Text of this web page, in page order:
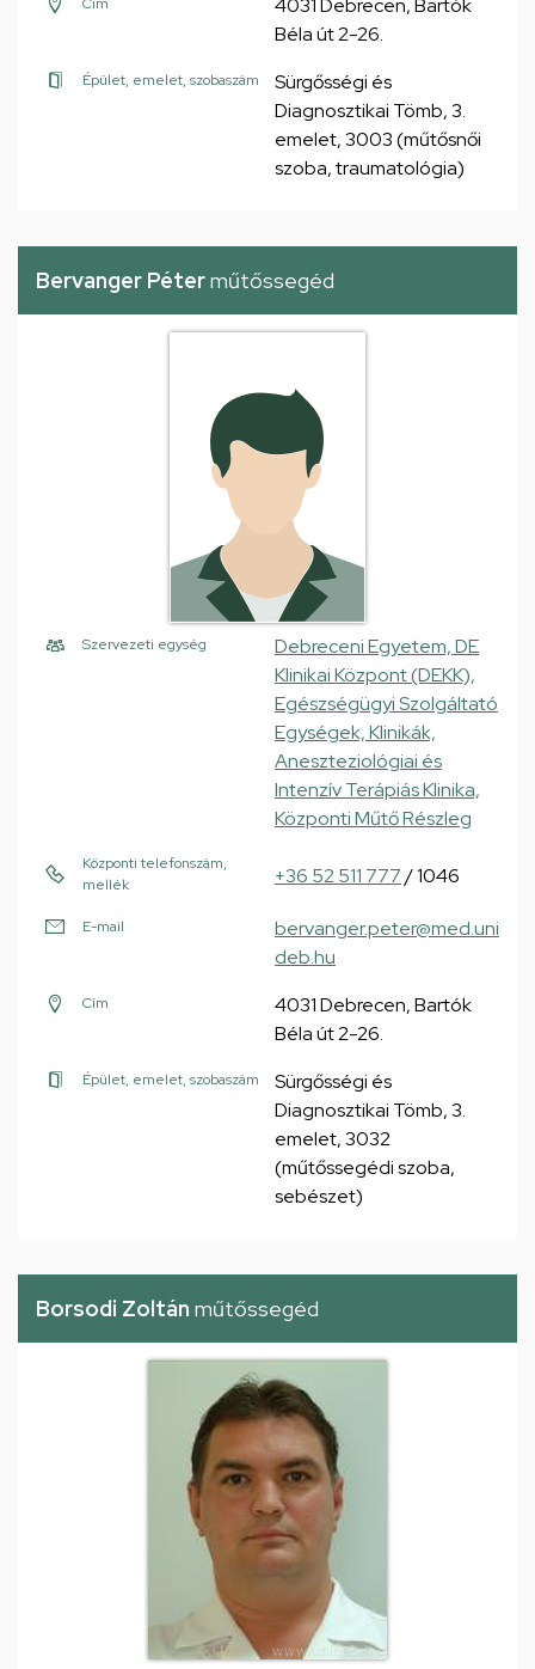
4031 Debrecen, Bartók
Béla út 2-26.
Épület, emelet, szobaszám
Sürgősségi és
Diagnosztikai Tömb, 3.
emelet, 3003 (műtősnői
szoba, traumatológia)
Bervanger Péterműtőssegéd
Szervezeti egység
Debreceni Egyetem, DE
Klinikai Központ (DEKK),
Egészségügyi Szolgáltató
Egységek, Klinikák,
Aneszteziológiai és
Intenzív Terápiás Klinika,
Központi Műtő Részleg
Központi telefonszám,
mellék
+36 52 511 777/ 1046
E-mail
bervanger.peter@med.uni
deb.hu
Cím
4031 Debrecen, Bartók
Béla út 2-26.
Épület, emelet, szobaszám
Sürgősségi és
Diagnosztikai Tömb, 3.
emelet, 3032
(műtőssegédi szoba,
sebészet)
Borsodi Zoltán műtőssegéd